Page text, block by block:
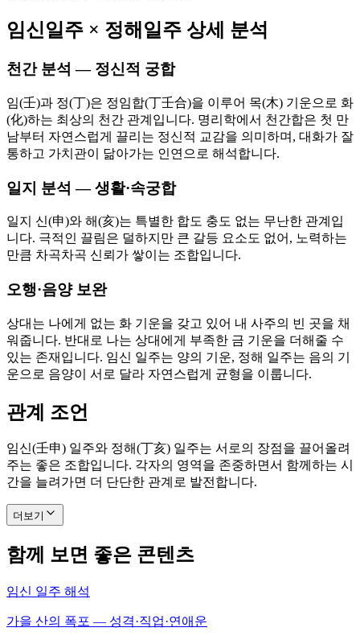
임신일주 × 정해 일주 상세 분석
천간 분석 — 정신적 궁합
임(壬)과 정(丁)은 정임합(丁壬合)을 이루어 목(木) 기운으로 화
(化)하는 최상의 천간 관계입니다. 명리학에서 천간합은 첫 만
남부터 자연스럽게 끌리는 정신적 교감을 의미하며, 대화가 잘
통하고 가치관이 닮아가는 인연으로 해석합니다.
일지 분석 — 생활·속궁합
일지 신(申)와 해(亥)는 특별한 합도 충도 없는 무난한 관계입
니다. 극적인 끌림은 덜하지만 큰 갈등 요소도 없어, 노력하는
만큼 차곡차곡 신뢰가 쌓이는 조합입니다.
오행·음양 보완
상대는 나에게 없는 화 기운을 갖고 있어 내 사주의 빈 곳을 채
워줍니다. 반대로 나는 상대에게 부족한 금 기운을 더해줄 수
있는 존재입니다. 임신 일주는 양의 기운, 정해 일주는 음의 기
운으로 음양이 서로 달라 자연스럽게 균형을 이룹니다.
관계 조언
임신(壬申) 일주와 정해(丁亥) 일주는 서로의 장점을 끌어올려
주는 좋은 조합입니다. 각자의 영역을 존중하면서 함께하는 시
간을 늘려가면 더 단단한 관계로 발전합니다.
더보기
함께 보면 좋은 콘텐츠
임신 일주 해석
가을 산의 폭포 — 성격·직업·연애운